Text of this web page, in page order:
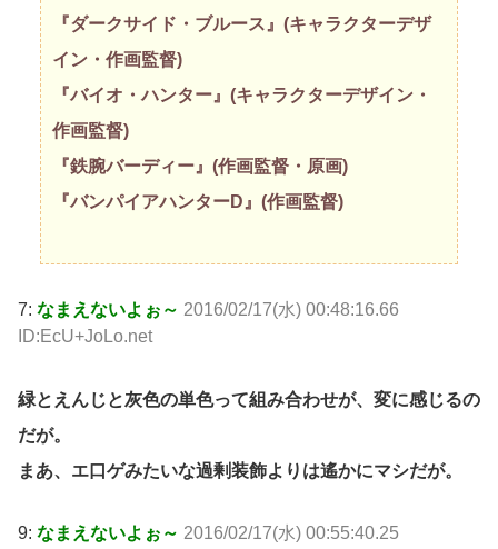
『ダークサイド・ブルース』(キャラクターデザ
イン・作画監督)
『バイオ・ハンター』(キャラクターデザイン・
作画監督)
『鉄腕バーディー』(作画監督・原画)
『バンパイアハンターD』(作画監督)
7: なまえないよぉ～ 2016/02/17(水) 00:48:16.66
ID:EcU+JoLo.net
緑とえんじと灰色の単色って組み合わせが、変に感じるの
だが。
まあ、エ口ゲみたいな過剰装飾よりは遙かにマシだが。
9: なまえないよぉ～ 2016/02/17(水) 00:55:40.25